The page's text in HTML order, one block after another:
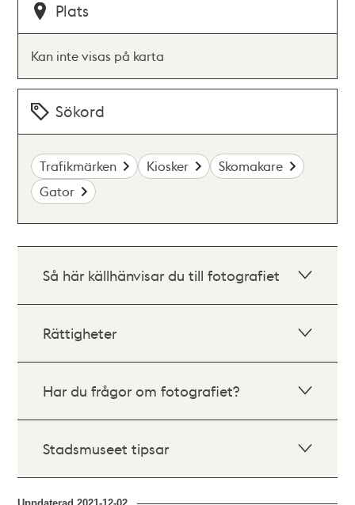
Plats
Kan inte visas på karta
Sökord
Trafikmärken Kiosker
Skomakare
Gator
Så här källhänvisar du till fotografiet
Rättigheter
Har du frågor om fotografiet?
Stadsmuseet tipsar